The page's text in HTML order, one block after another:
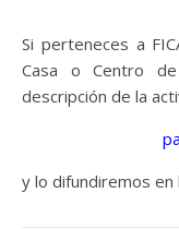
Si perteneces a
Casa o Centro
descripción de la
y lo difundiremos en